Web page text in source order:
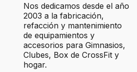
Nos dedicamos desde el año
2003 a la fabricación,
refacción y mantenimiento
de equipamientos y
accesorios para Gimnasios,
Clubes, Box de CrossFit y
hogar.